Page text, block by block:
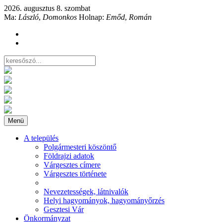
2026. augusztus 8. szombat
Ma: László, Domonkos Holnap: Emőd, Román
Menü
A település
Polgármesteri köszöntő
Földrajzi adatok
Várgesztes címere
Várgesztes története
Nevezetességek, látnivalók
Helyi hagyományok, hagyományőrzés
Gesztesi Vár
Önkormányzat